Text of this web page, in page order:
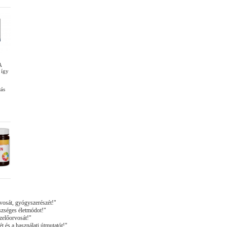
így
gyógyszerészét!"
életmódot!"
és a használati útmutatót!"